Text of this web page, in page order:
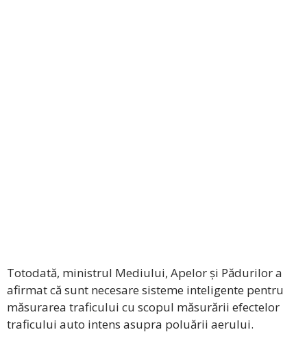
Totodată, ministrul Mediului, Apelor și Pădurilor a
afirmat că sunt necesare sisteme inteligente pentru
măsurarea traficului cu scopul măsurării efectelor
traficului auto intens asupra poluării aerului.